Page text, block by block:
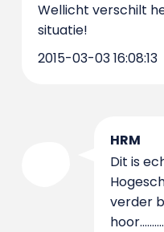
Wellicht verschilt
situatie!
2015-03-03 16:08:13
HRM
Dit is
verder